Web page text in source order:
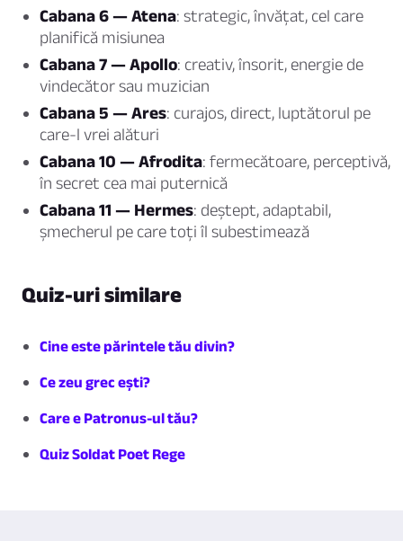
Cabana 6 — Atena: strategic, învățat, cel care
planifică misiunea
Cabana 7 — Apollo: creativ, însorit, energie de
vindecător sau muzician
Cabana 5 — Ares: curajos, direct, luptătorul pe
care-l vrei alături
Cabana 10 — Afrodita: fermecătoare, perceptivă,
în secret cea mai puternică
Cabana 11 — Hermes: deștept, adaptabil,
șmecherul pe care toți îl subestimează
Quiz-uri similare
Cine este părintele tău divin?
Ce zeu grec ești?
Care e Patronus-ul tău?
Quiz Soldat Poet Rege